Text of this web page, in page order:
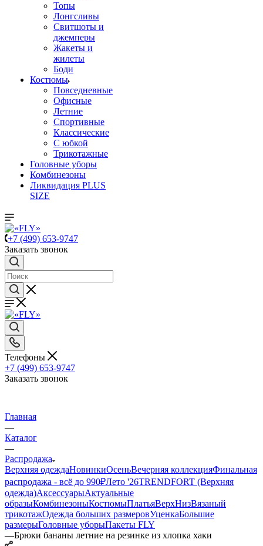
Топы
Лонгсливы
Свитшоты и
джемперы
Жакеты и
жилеты
Боди
Костюмы
Повседневные
Офисные
Летние
Спортивные
Классические
С юбкой
Трикотажные
Головные уборы
Комбинезоны
Ликвидация PLUS
SIZE
+7 (499) 653-9747
Заказать звонок
Телефоны
+7 (499) 653-9747
Заказать звонок
Главная
—
Каталог
—
Распродажа
Верхняя одеждаНовинкиОсеньВечерняя коллекцияФинальная
распродажа - всё до 990₽Лето '26TRENDFORT (Верхняя
одежда)АксессуарыАктуальные
образыКомбинезоныКостюмыПлатьяВерхНизВязаный
трикотажОдежда больших размеровУценкаБольшие
размерыГоловные уборыПакеты FLY
—Брюки бананы летние на резинке из хлопка хаки